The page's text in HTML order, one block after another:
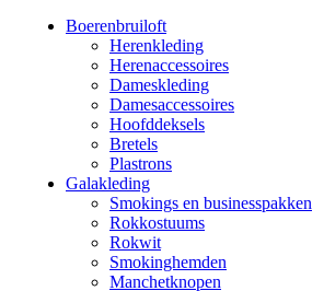
Boerenbruiloft
Herenkleding
Herenaccessoires
Dameskleding
Damesaccessoires
Hoofddeksels
Bretels
Plastrons
Galakleding
Smokings en businesspakken
Rokkostuums
Rokwit
Smokinghemden
Manchetknopen